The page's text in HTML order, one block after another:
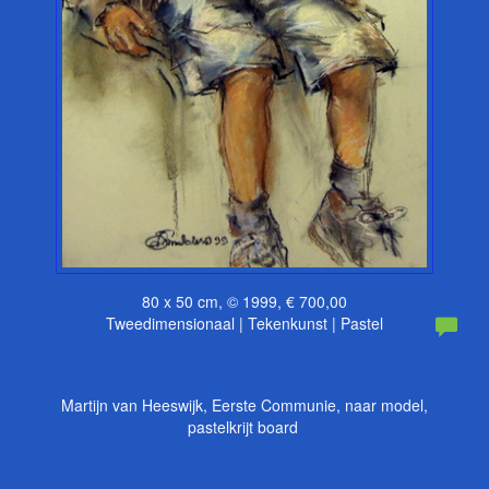
80 x 50 cm, © 1999, € 700,00
Tweedimensionaal | Tekenkunst | Pastel
Martijn van Heeswijk, Eerste Communie, naar model,
pastelkrijt board